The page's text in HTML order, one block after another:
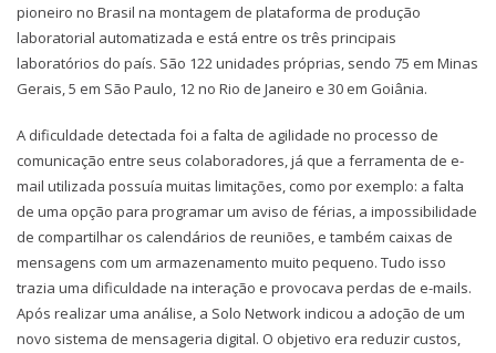
pioneiro no Brasil na montagem de plataforma de produção
laboratorial automatizada e está entre os três principais
laboratórios do país. São 122 unidades próprias, sendo 75 em Minas
Gerais, 5 em São Paulo, 12 no Rio de Janeiro e 30 em Goiânia.
A dificuldade detectada foi a falta de agilidade no processo de
comunicação entre seus colaboradores, já que a ferramenta de e-
mail utilizada possuía muitas limitações, como por exemplo: a falta
de uma opção para programar um aviso de férias, a impossibilidade
de compartilhar os calendários de reuniões, e também caixas de
mensagens com um armazenamento muito pequeno. Tudo isso
trazia uma dificuldade na interação e provocava perdas de e-mails.
Após realizar uma análise, a Solo Network indicou a adoção de um
novo sistema de mensageria digital. O objetivo era reduzir custos,